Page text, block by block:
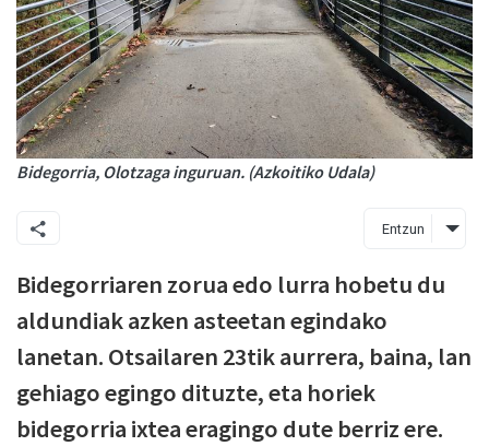
Bidegorria, Olotzaga inguruan. (Azkoitiko Udala)
Entzun
Bidegorriaren zorua edo lurra hobetu du
aldundiak azken asteetan egindako
lanetan. Otsailaren 23tik aurrera, baina, lan
gehiago egingo dituzte, eta horiek
bidegorria ixtea eragingo dute berriz ere.